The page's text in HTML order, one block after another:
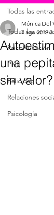
Todas las
PsicoNutrición
PNL
Felicidad
Relaciones
Psicología
Todas las
una
sin valor?
Mónica Del
7 ago 2019 3